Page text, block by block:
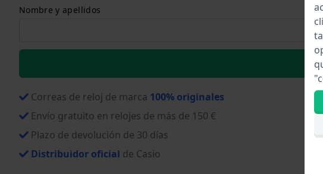
Nombre y apellidos
Correas de reloj de marca 100% originales
Envío gratuito en relojes de más de 150 €
Plazo de devolución de 30 días
Distribuidor oficial de Casio